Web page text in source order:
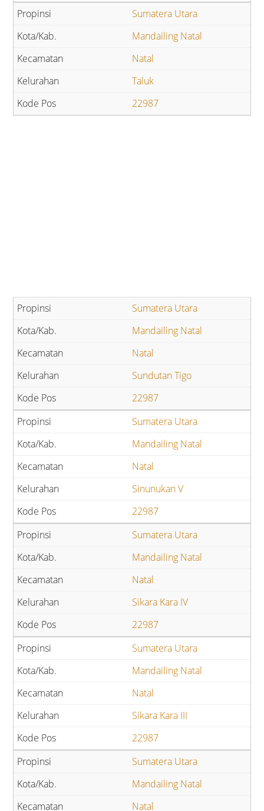
Sumatera Utara
Mandailing Natal
Natal
Taluk
22987
Sumatera Utara
Mandailing Natal
Natal
Sundutan Tigo
22987
Sumatera Utara
Mandailing Natal
Natal
Sinunukan V
22987
Sumatera Utara
Mandailing Natal
Natal
Sikara Kara IV
22987
Sumatera Utara
Mandailing Natal
Natal
Sikara Kara III
22987
Sumatera Utara
Mandailing Natal
Natal